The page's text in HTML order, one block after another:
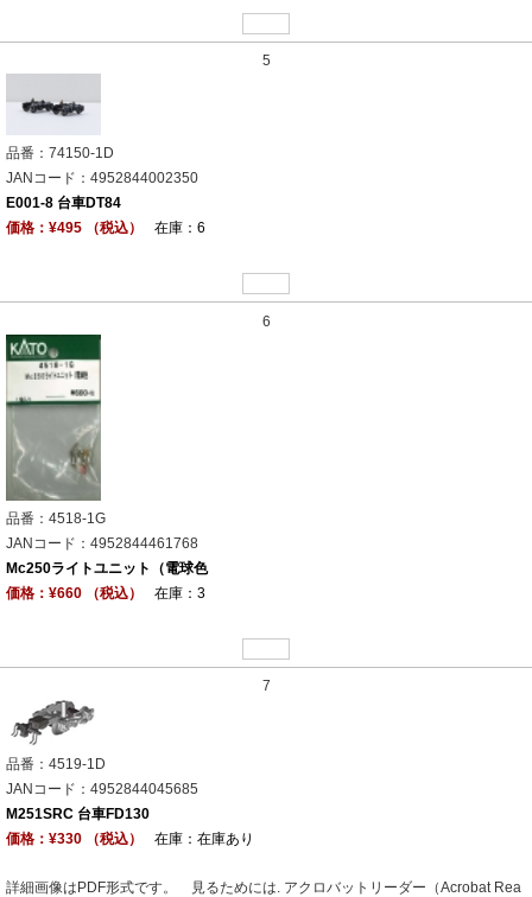
5
品番：74150-1D
JANコード：4952844002350
E001-8 台車DT84
価格：¥495 （税込）
在庫：6
6
品番：4518-1G
JANコード：4952844461768
Mc250ライトユニット（電球色
価格：¥660 （税込）
在庫：3
7
品番：4519-1D
JANコード：4952844045685
M251SRC 台車FD130
価格：¥330 （税込）
在庫：在庫あり
詳細画像はPDF形式です。 見るためには. アクロバットリーダー（Acrobat Rea